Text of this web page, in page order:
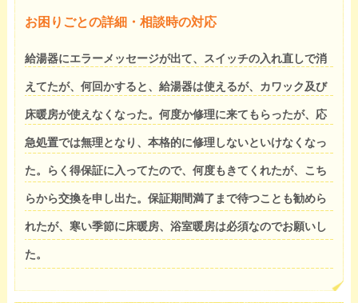
お困りごとの詳細・相談時の対応
給湯器にエラーメッセージが出て、スイッチの入れ直しで消
えてたが、何回かすると、給湯器は使えるが、カワック及び
床暖房が使えなくなった。何度か修理に来てもらったが、応
急処置では無理となり、本格的に修理しないといけなくなっ
た。らく得保証に入ってたので、何度もきてくれたが、こち
らから交換を申し出た。保証期間満了まで待つことも勧めら
れたが、寒い季節に床暖房、浴室暖房は必須なのでお願いし
た。